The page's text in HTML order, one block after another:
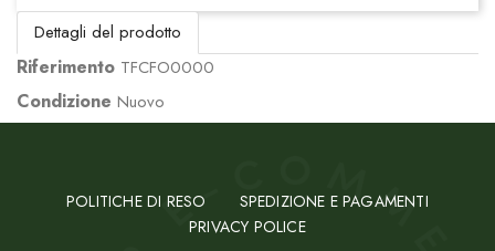
Dettagli del prodotto
Riferimento TFCFO0000
Condizione Nuovo
POLITICHE DI RESO
SPEDIZIONE E PAGAMENTI
PRIVACY POLICE